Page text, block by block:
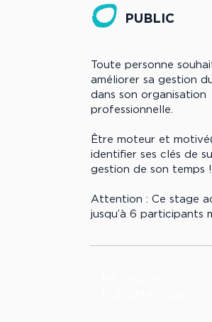
PUBLIC
Toute personne
améliorer sa gestion
dans son organisation
professionnelle.
Être moteur et
identifier ses clés de
gestion de son temps !
Attention : Ce stage
jusqu’à 6 participants